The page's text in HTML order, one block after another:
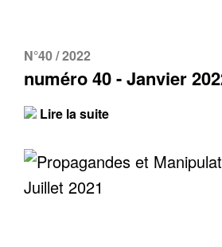
N°40 / 2022
numéro 40 - Janvier
Lire la suite